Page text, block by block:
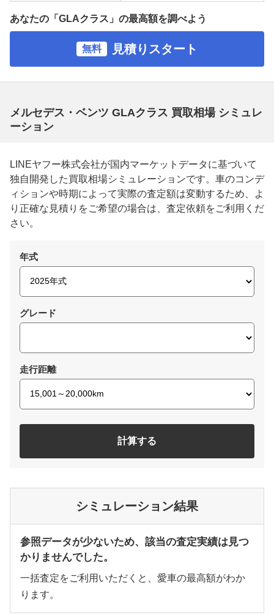
あなたの「GLAクラス」の最高額を調べよう
無料 見積りスタート
メルセデス・ベンツ GLAクラス 買取相場 シミュレ
ーション
LINEヤフー株式会社が国内マーケットデータに基づいて
独自開発した買取相場シミュレーションです。車のコンデ
ィションや時期によって実際の査定額は変動するため、よ
り正確な見積りをご希望の場合は、査定依頼をご利用くだ
さい。
年式
グレード
走行距離
計算する
シミュレーション結果
参照データが少ないため、該当の査定実績は見つ
かりませんでした。
一括査定をご利用いただくと、愛車の最高額がわか
ります。